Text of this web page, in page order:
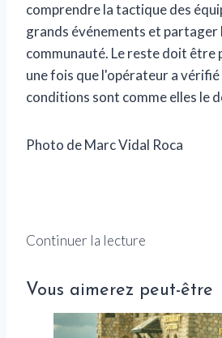
comprendre la tactique des
grands événements et partager
communauté. Le reste doit être
une fois que l'opérateur a
conditions sont comme elles le
Photo de Marc Vidal Roca
Continuer la lecture
Vous aimerez peut-être